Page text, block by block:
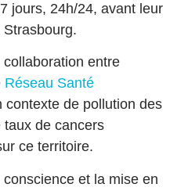
jours, 24h/24, avant leur
collaboration entre
Réseau Santé
contexte de pollution des
de cancers
ce territoire.
conscience et la mise en